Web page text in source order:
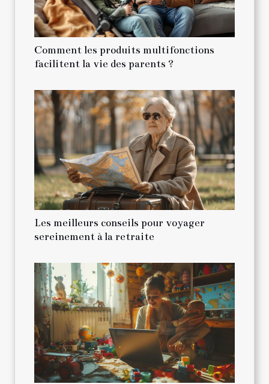
Comment les produits multifonctions
facilitent la vie des parents ?
Les meilleurs conseils pour voyager
sereinement à la retraite